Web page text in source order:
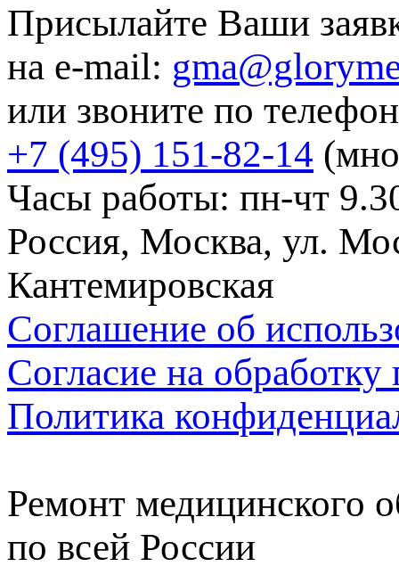
Присылайте Ваши
на e-mail:
или звоните по
+7 (495) 151-82-14
Часы работы: пн-чт
Россия, Москва, ул.
Кантемировская
Соглашение об
Согласие на
Политика
Ремонт медицинского
по всей России